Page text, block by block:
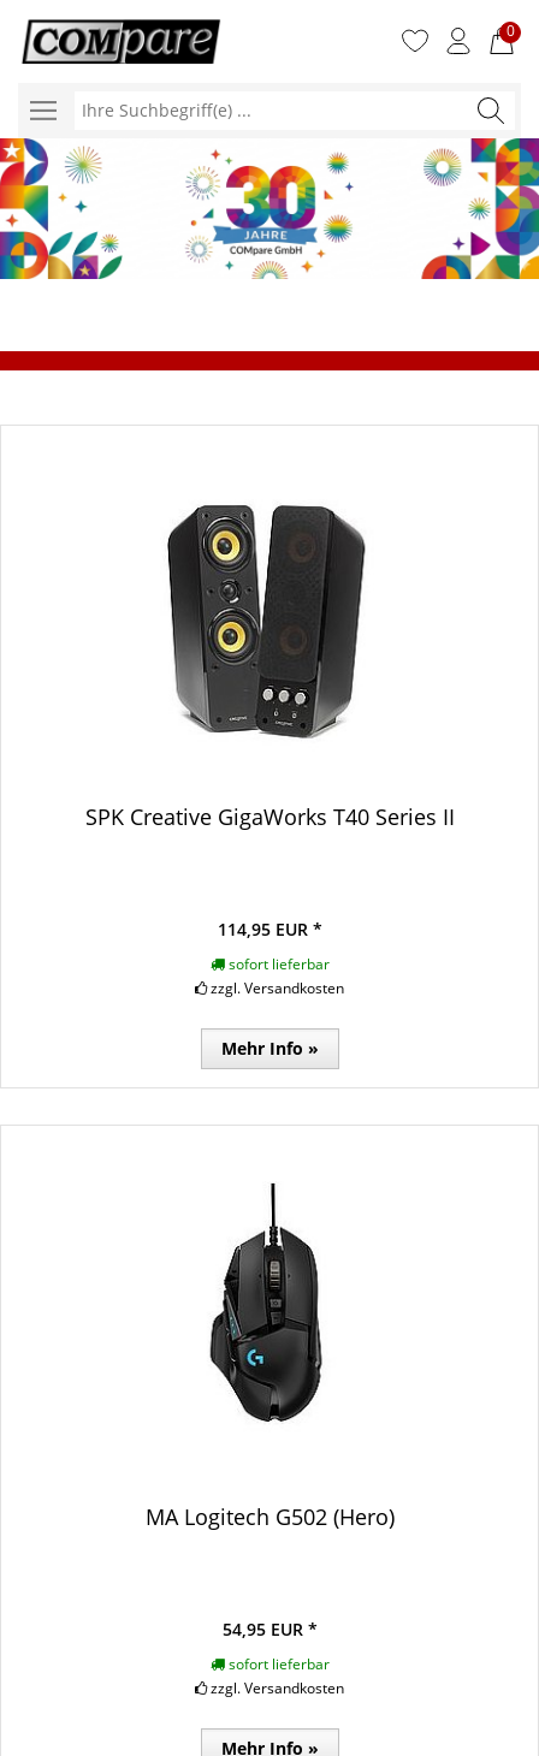
0
Ihre
SPK Creative GigaWorks T40 Series II
114,95 EUR *
sofort lieferbar
zzgl. Versandkosten
Mehr Info »
MA Logitech G502 (Hero)
54,95 EUR *
sofort lieferbar
zzgl. Versandkosten
Mehr Info »